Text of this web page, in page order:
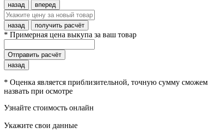
назад вперед
назад получить расчёт
* Примерная цена выкупа за ваш товар
Отправить расчёт
назад
* Оценка является приблизительной, точную сумму сможем
назвать при осмотре
Узнайте стоимость онлайн
Укажите свои данные